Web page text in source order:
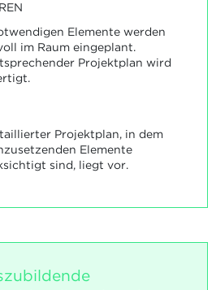
Elemente werden
im Raum eingeplant.
Projektplan wird
Projektplan, in dem
Elemente
sind, liegt vor.